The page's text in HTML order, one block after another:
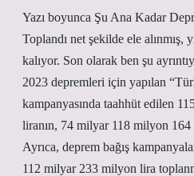
Yazı boyunca Şu Ana Kadar
Toplandı net şekilde ele alınmış,
kalıyor. Son olarak ben şu
2023 depremleri için yapılan
kampanyasında taahhüt edilen
liranın, 74 milyar 118 milyon 164
Ayrıca, deprem bağış
112 milyar 233 milyon lira